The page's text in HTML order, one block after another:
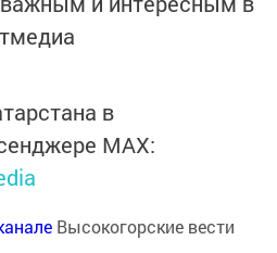
в
MАХ:
Высокогорские вести